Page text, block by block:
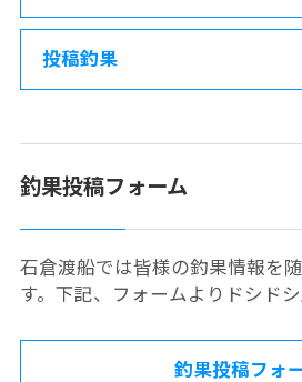
投稿釣果
釣果投稿フォーム
石倉渡船では皆様の釣果情報を
す。下記、フォームよりドシド
釣果投稿フォ